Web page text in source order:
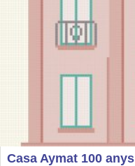
Casa Aymat 100 anys